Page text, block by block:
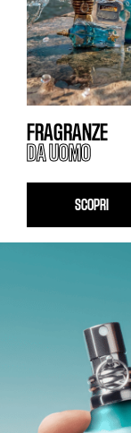
FRAGRANZE
DA UOMO
SCOPRI